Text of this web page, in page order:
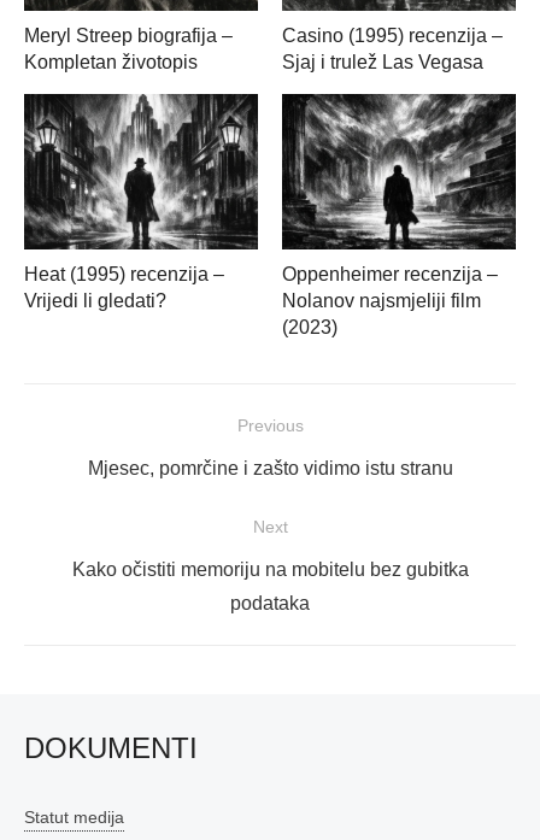
Meryl Streep biografija –
Kompletan životopis
Casino (1995) recenzija –
Sjaj i trulež Las Vegasa
Heat (1995) recenzija –
Vrijedi li gledati?
Oppenheimer recenzija –
Nolanov najsmjeliji film
(2023)
objava
Previous
Previous
Mjesec, pomrčine i zašto vidimo istu stranu
Next
NextKako očistiti memoriju na mobitelu bez gubitka
podataka
DOKUMENTI
Statut medija